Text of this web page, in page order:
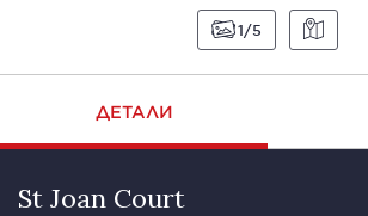
1 5
ДЕТАЛИ
St Joan Court